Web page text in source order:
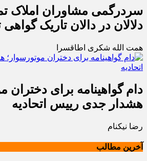
سردرگمی مشاوران املاک
دلالان در دالان تاریک
همت الله شکری اطاقسرا
دام گواهینامه برای دختران
هشدار جدی رییس اتحادیه
رضا نیکنام
آخرین مطالب